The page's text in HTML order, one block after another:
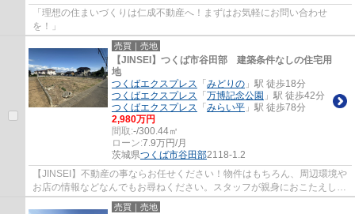
「理想の住まいづくりは仁成不動産へ！まずはお気軽にお問い合わせ
を！」
売買｜売地
【JINSEI】つくば市谷田部 建築条件なしの住宅用
地
つくばエクスプレス 「 みどりの 」駅 徒歩18分
つくばエクスプレス 「 万博記念公園 」駅 徒歩42分
つくばエクスプレス 「 みらい平 」駅 徒歩78分
2,980万円
間取:-/300.44㎡
ローン:7.9万円/月
茨城県つくば市谷田部2118-1.2
【JINSEI】不動産の事ならお任せください！物件はもちろん、周辺環境や
お店の情報などなんでもお尋ねください。スタッフが親身におこたえしま
す！
売買｜売地